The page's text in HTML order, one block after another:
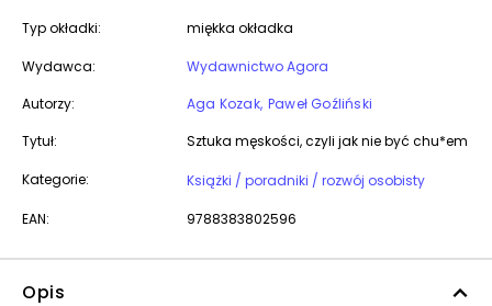
Typ okładki: miękka okładka
Wydawca:
Wydawnictwo Agora
Autorzy:
Aga Kozak Paweł Goźliński
Tytuł:
Sztuka męskości, czyli jak nie być chu*em
Kategorie: Książki / poradniki / rozwój osobisty
EAN: 9788383802596
Opis